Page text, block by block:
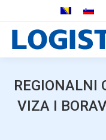
REGIONALNI
VIZA I